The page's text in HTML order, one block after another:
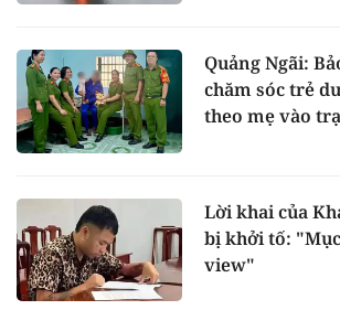
Quảng Ngãi:
chăm sóc trẻ
theo mẹ vào
Lời khai của
bị khởi tố:
view"